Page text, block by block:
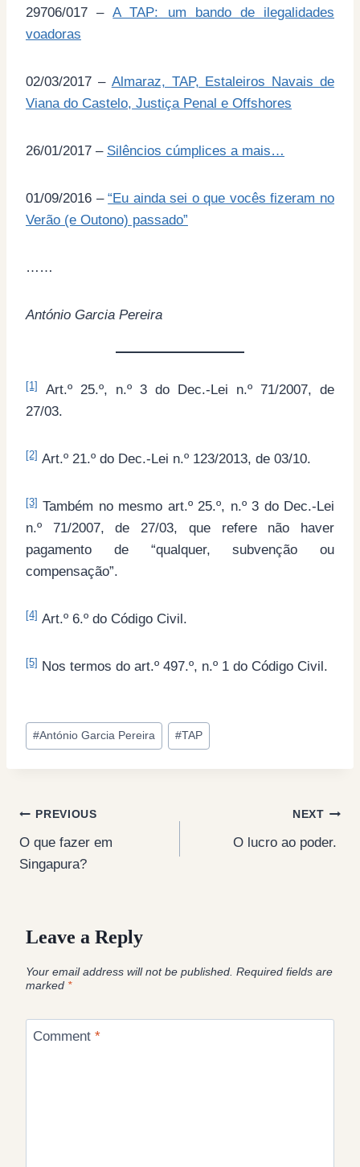
29706/017 –A TAP: um bando de ilegalidades
voadoras
02/03/2017 – Almaraz, TAP, Estaleiros Navais de
Viana do Castelo, Justiça Penal e Offshores
26/01/2017 – Silêncios cúmplices a mais…
01/09/2016 –“Eu ainda sei o que vocês fizeram no
Verão (e Outono) passado”
……
António Garcia Pereira
[1]
Art.º 25.º, n.º 3 do Dec.-Lei n.º 71/2007, de
27/03.
[2] Art.º 21.º do Dec.-Lei n.º 123/2013, de 03/10.
[3] Também no mesmo art.º 25.º, n.º 3 do Dec.-Lei
n.º 71/2007, de 27/03, que refere não haver
pagamento de “qualquer, subvenção ou
compensação”.
[4] Art.º 6.º do Código Civil.
[5] Nos termos do art.º 497.º, n.º 1 do Código Civil.
Post
Tags:
#António Garcia Pereira #TAP
Post
navigation
PREVIOUS
O que fazer em
Singapura?
NEXT
O lucro ao poder.
Leave a Reply
Your email address will not be published. Required fields are
marked *
Comment *